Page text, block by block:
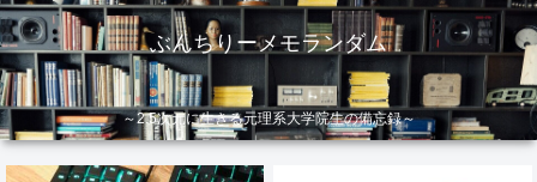
ぶんちりーメモランダム
～2.5次元に生きる元理系大学院生の備忘録～